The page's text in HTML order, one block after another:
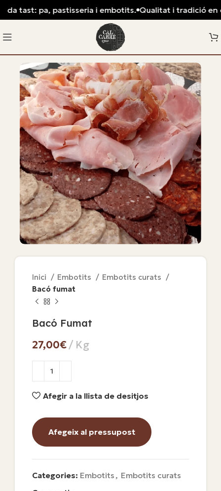
Inici Embotits
Embotits curats
Bacó fumat
Bacó Fumat
€
Afegir a la llista de desitjos
Afegeix al pressupost
Categories: Embotits , Embotits curats
tast: pa, pastisseria i embotits. Qualitat i tradició en